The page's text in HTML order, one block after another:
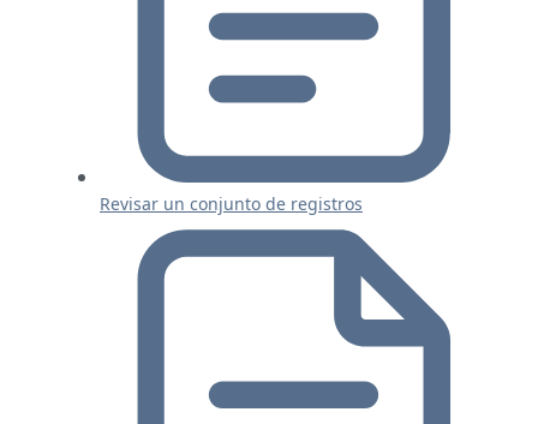
Revisar un conjunto de registros